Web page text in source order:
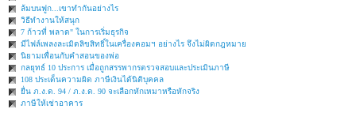
ล้มบนฟูก...เขาทำกันอย่างไร
วิธีทำงานให้สนุก
7 ก้าวที่ พลาด" ในการเริ่มธุรกิจ
มีไฟล์เพลงละเมิดลิขสิทธิ์ในเครื่องคอมฯ อย่างไร จึงไม่ผิดกฎหมาย
นิยามเพื่อนกับคำสอนของพ่อ
กลยุทธ์ 10 ประการ เมื่อถูกสรรพากรตรวจสอบและประเมินภาษี
108 ประเด็นความผิด ภาษีเงินได้นิติบุคคล
ยื่น ภ.ง.ด. 94 / ภ.ง.ด. 90 จะเลือกหักเหมาหรือหักจริง
ภาษีให้เช่าอาคาร